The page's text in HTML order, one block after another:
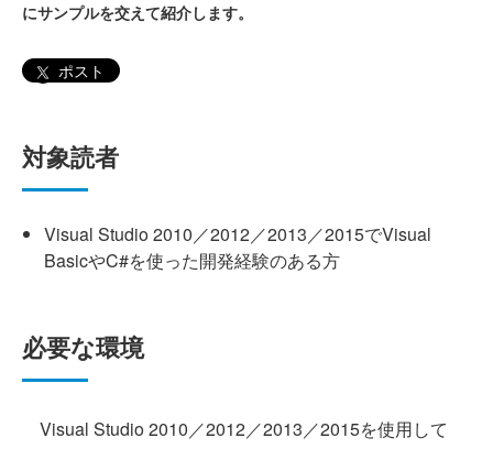
にサンプルを交えて紹介します。
ポスト
対象読者
Visual Studio 2010／2012／2013／2015でVisual
BasicやC#を使った開発経験のある方
必要な環境
Visual Studio 2010／2012／2013／2015を使用して